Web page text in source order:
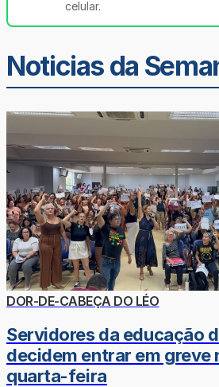
celular.
Noticias da
DOR-DE-CABEÇA DO LÉO
Servidores da educação
decidem entrar em greve
quarta-feira